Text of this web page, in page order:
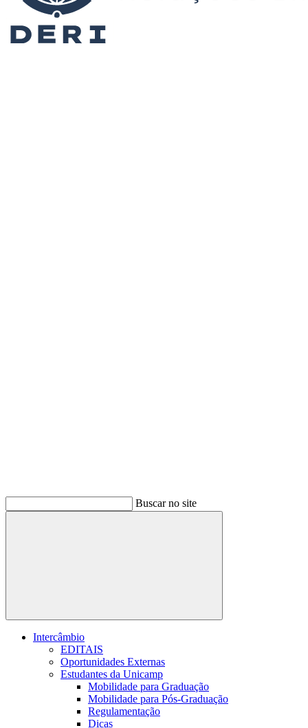
Buscar no site
Buscar
Intercâmbio
EDITAIS
Oportunidades Externas
Estudantes da Unicamp
Mobilidade para Graduação
Mobilidade para Pós-Graduação
Regulamentação
Dicas